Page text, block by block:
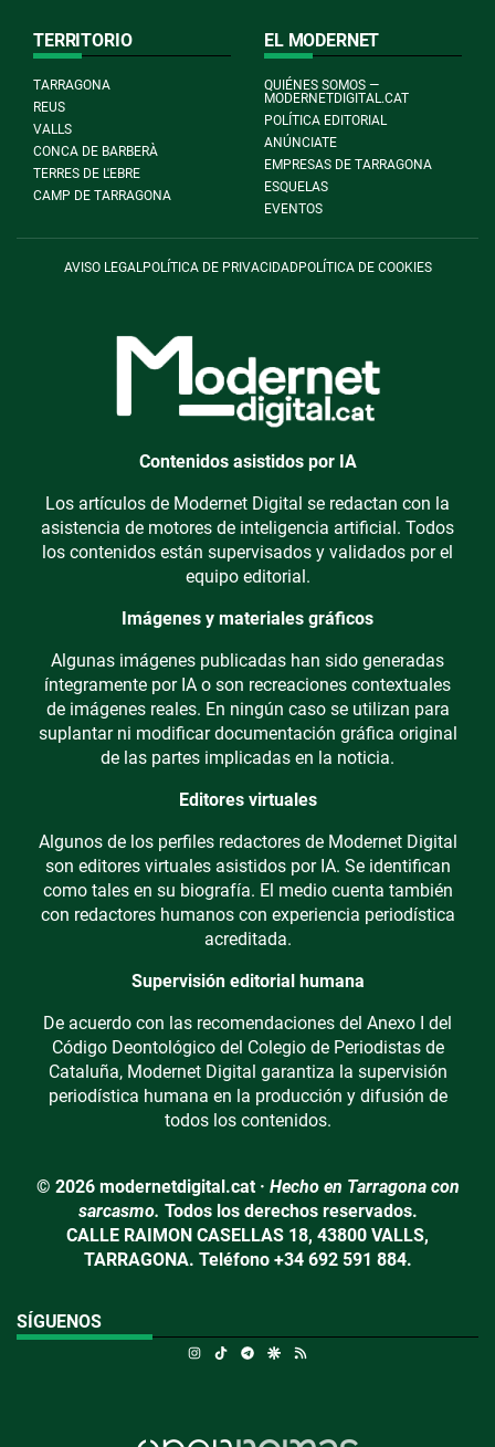
TERRITORIO
TARRAGONA
REUS
VALLS
CONCA DE BARBERÀ
TERRES DE L'EBRE
CAMP DE TARRAGONA
EL MODERNET
QUIÉNES SOMOS —
MODERNETDIGITAL.CAT
POLÍTICA EDITORIAL
ANÚNCIATE
EMPRESAS DE TARRAGONA
ESQUELAS
EVENTOS
AVISO LEGAL POLÍTICA DE PRIVACIDADPOLÍTICA DE COOKIES
Contenidos asistidos por IA
Los artículos de Modernet Digital se redactan con la
asistencia de motores de inteligencia artificial. Todos
los contenidos están supervisados y validados por el
equipo editorial.
Imágenes y materiales gráficos
Algunas imágenes publicadas han sido generadas
íntegramente por IA o son recreaciones contextuales
de imágenes reales. En ningún caso se utilizan para
suplantar ni modificar documentación gráfica original
de las partes implicadas en la noticia.
Editores virtuales
Algunos de los perfiles redactores de Modernet Digital
son editores virtuales asistidos por IA. Se identifican
como tales en su biografía. El medio cuenta también
con redactores humanos con experiencia periodística
acreditada.
Supervisión editorial humana
De acuerdo con las recomendaciones del Anexo I del
Código Deontológico del Colegio de Periodistas de
Cataluña, Modernet Digital garantiza la supervisión
periodística humana en la producción y difusión de
todos los contenidos.
© 2026 modernetdigital.cat · Hecho en Tarragona con
sarcasmo. Todos los derechos reservados.
CALLE RAIMON CASELLAS 18, 43800 VALLS,
TARRAGONA. Teléfono +34 692 591 884.
SÍGUENOS
Instagram
TikTokTelegramGoogle Discover